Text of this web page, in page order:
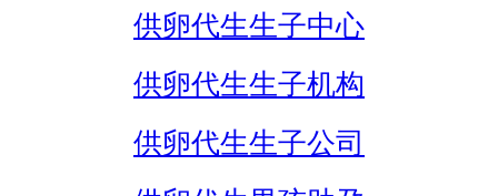
供卵代生生子中心
供卵代生生子机构
供卵代生生子公司